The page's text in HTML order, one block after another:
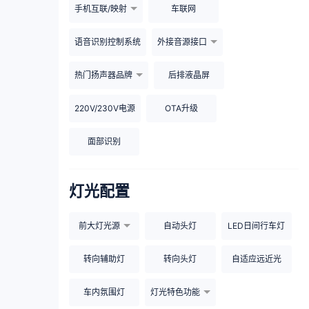
手机互联/映射 车联网
语音识别控制系统 外接音源接口
热门扬声器品牌 后排液晶屏
220V/230V电源 OTA升级
面部识别
灯光配置
前大灯光源 自动头灯 LED日间行车灯
转向辅助灯 转向头灯 自适应远近光
车内氛围灯 灯光特色功能